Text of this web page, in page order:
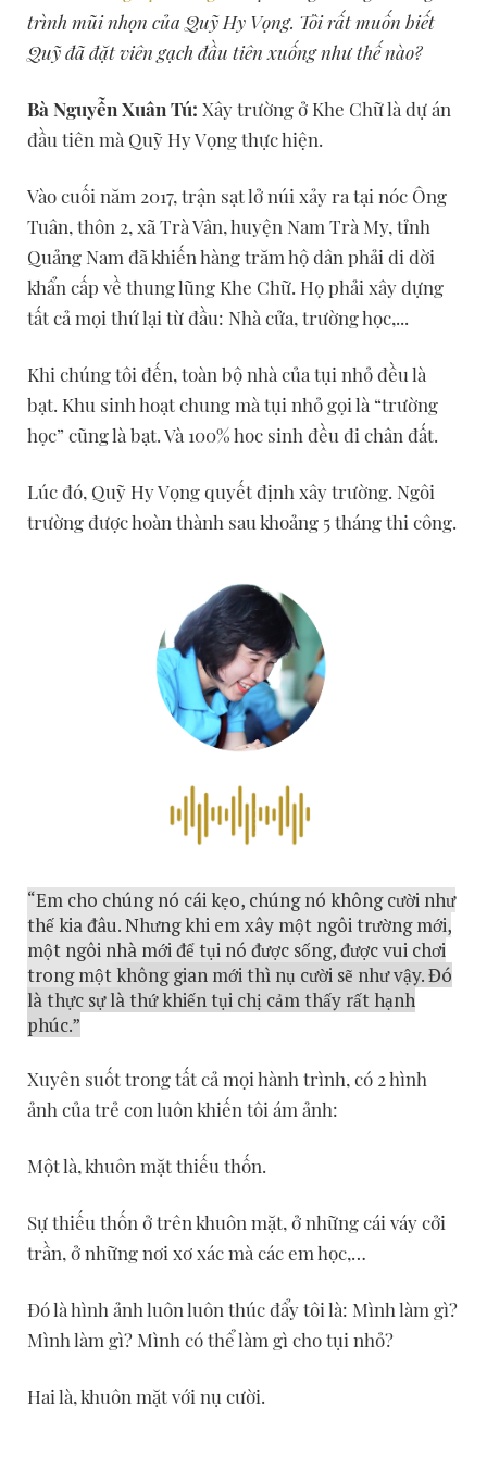
trình mũi nhọn của Quỹ Hy Vọng. Tôi rất muốn biết
Quỹ đã đặt viên gạch đầu tiên xuống như thế nào?
Bà Nguyễn Xuân Tú: Xây trường ở Khe Chữ là dự án
đầu tiên mà Quỹ Hy Vọng thực hiện.
Vào cuối năm 2017, trận sạt lở núi xảy ra tại nóc Ông
Tuân, thôn 2, xã Trà Vân, huyện Nam Trà My, tỉnh
Quảng Nam đã khiến hàng trăm hộ dân phải di dời
khẩn cấp về thung lũng Khe Chữ. Họ phải xây dựng
tất cả mọi thứ lại từ đầu: Nhà cửa, trường học,...
Khi chúng tôi đến, toàn bộ nhà của tụi nhỏ đều là
bạt. Khu sinh hoạt chung mà tụi nhỏ gọi là “trường
học” cũng là bạt. Và 100% hoc sinh đều đi chân đất.
Lúc đó, Quỹ Hy Vọng quyết định xây trường. Ngôi
trường được hoàn thành sau khoảng 5 tháng thi công.
“Em cho chúng nó cái kẹo, chúng nó không cười như
thế kia đâu. Nhưng khi em xây một ngôi trường mới,
một ngôi nhà mới để tụi nó được sống, được vui chơi
trong một không gian mới thì nụ cười sẽ như vậy. Đó
là thực sự là thứ khiến tụi chị cảm thấy rất hạnh
phúc.”
Xuyên suốt trong tất cả mọi hành trình, có 2 hình
ảnh của trẻ con luôn khiến tôi ám ảnh:
Một là, khuôn mặt thiếu thốn.
Sự thiếu thốn ở trên khuôn mặt, ở những cái váy cởi
trần, ở những nơi xơ xác mà các em học,…
Đó là hình ảnh luôn luôn thúc đẩy tôi là: Mình làm gì?
Mình làm gì? Mình có thể làm gì cho tụi nhỏ?
Hai là, khuôn mặt với nụ cười.